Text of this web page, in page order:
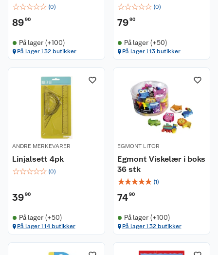
☆☆☆☆☆ (0)
8990
På lager (+100)
På lager i 32 butikker
☆☆☆☆☆ (0)
7990
På lager (+50)
På lager i 13 butikker
ANDRE MERKEVARER
Linjalsett 4pk
☆☆☆☆☆ (0)
3990
På lager (+50)
På lager i 14 butikker
EGMONT LITOR
Egmont Viskelær i boks
36 stk
☆☆☆☆☆ (1)
7490
På lager (+100)
På lager i 32 butikker